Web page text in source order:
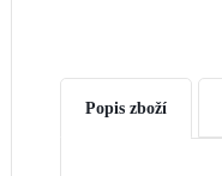
Popis zboží